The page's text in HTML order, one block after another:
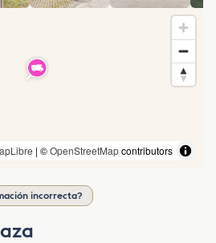
| ©OpenStreetMapcontributors
incorrecta?